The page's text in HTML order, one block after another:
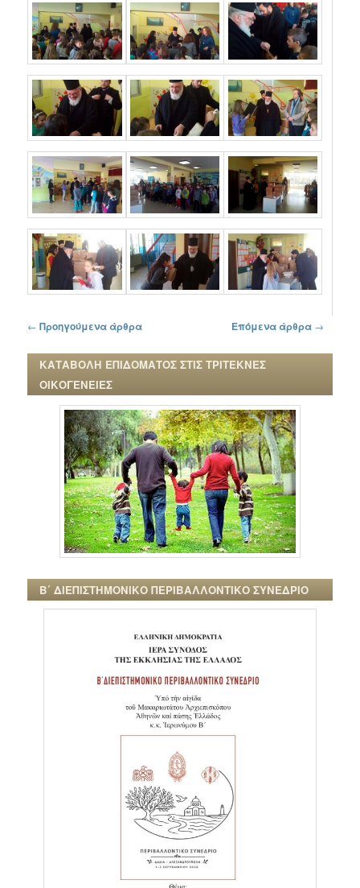
Πλοήγηση στα άρθρα
← Προηγούμενα άρθρα Επόμενα άρθρα →
ΚΑΤΑΒΟΛΗ ΕΠΙΔΟΜΑΤΟΣ ΣΤΙΣ ΤΡΙΤΕΚΝΕΣ
ΟΙΚΟΓΕΝΕΙΕΣ
Β΄ ΔΙΕΠΙΣΤΗΜΟΝΙΚΟ ΠΕΡΙΒΑΛΛΟΝΤΙΚΟ ΣΥΝΕΔΡΙΟ